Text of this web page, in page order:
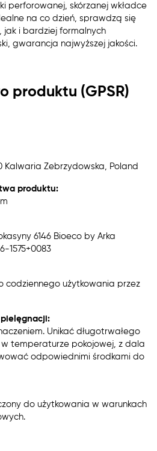
perforowanej, skórzanej wkładce
na co dzień, sprawdzą się
jak i bardziej formalnych
gwarancja najwyższej jakości.
produktu (GPSR)
Kalwaria Zebrzydowska, Poland
produktu:
6146 Bioeco by Arka
1575+0083
codziennego użytkowania przez
Unikać długotrwałego
w temperaturze pokojowej, z dala
odpowiednimi środkami do
do użytkowania w warunkach